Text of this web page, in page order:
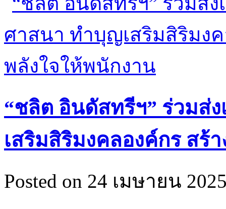
“ชลิต อินดัสทรีฯ” ร่วมส่
เสริมสิริมงคลองค์กร สร้
Posted on 24 เมษายน